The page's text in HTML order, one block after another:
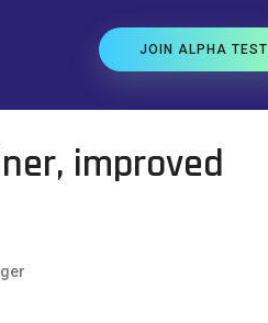
JOIN ALPHA TEST
improved